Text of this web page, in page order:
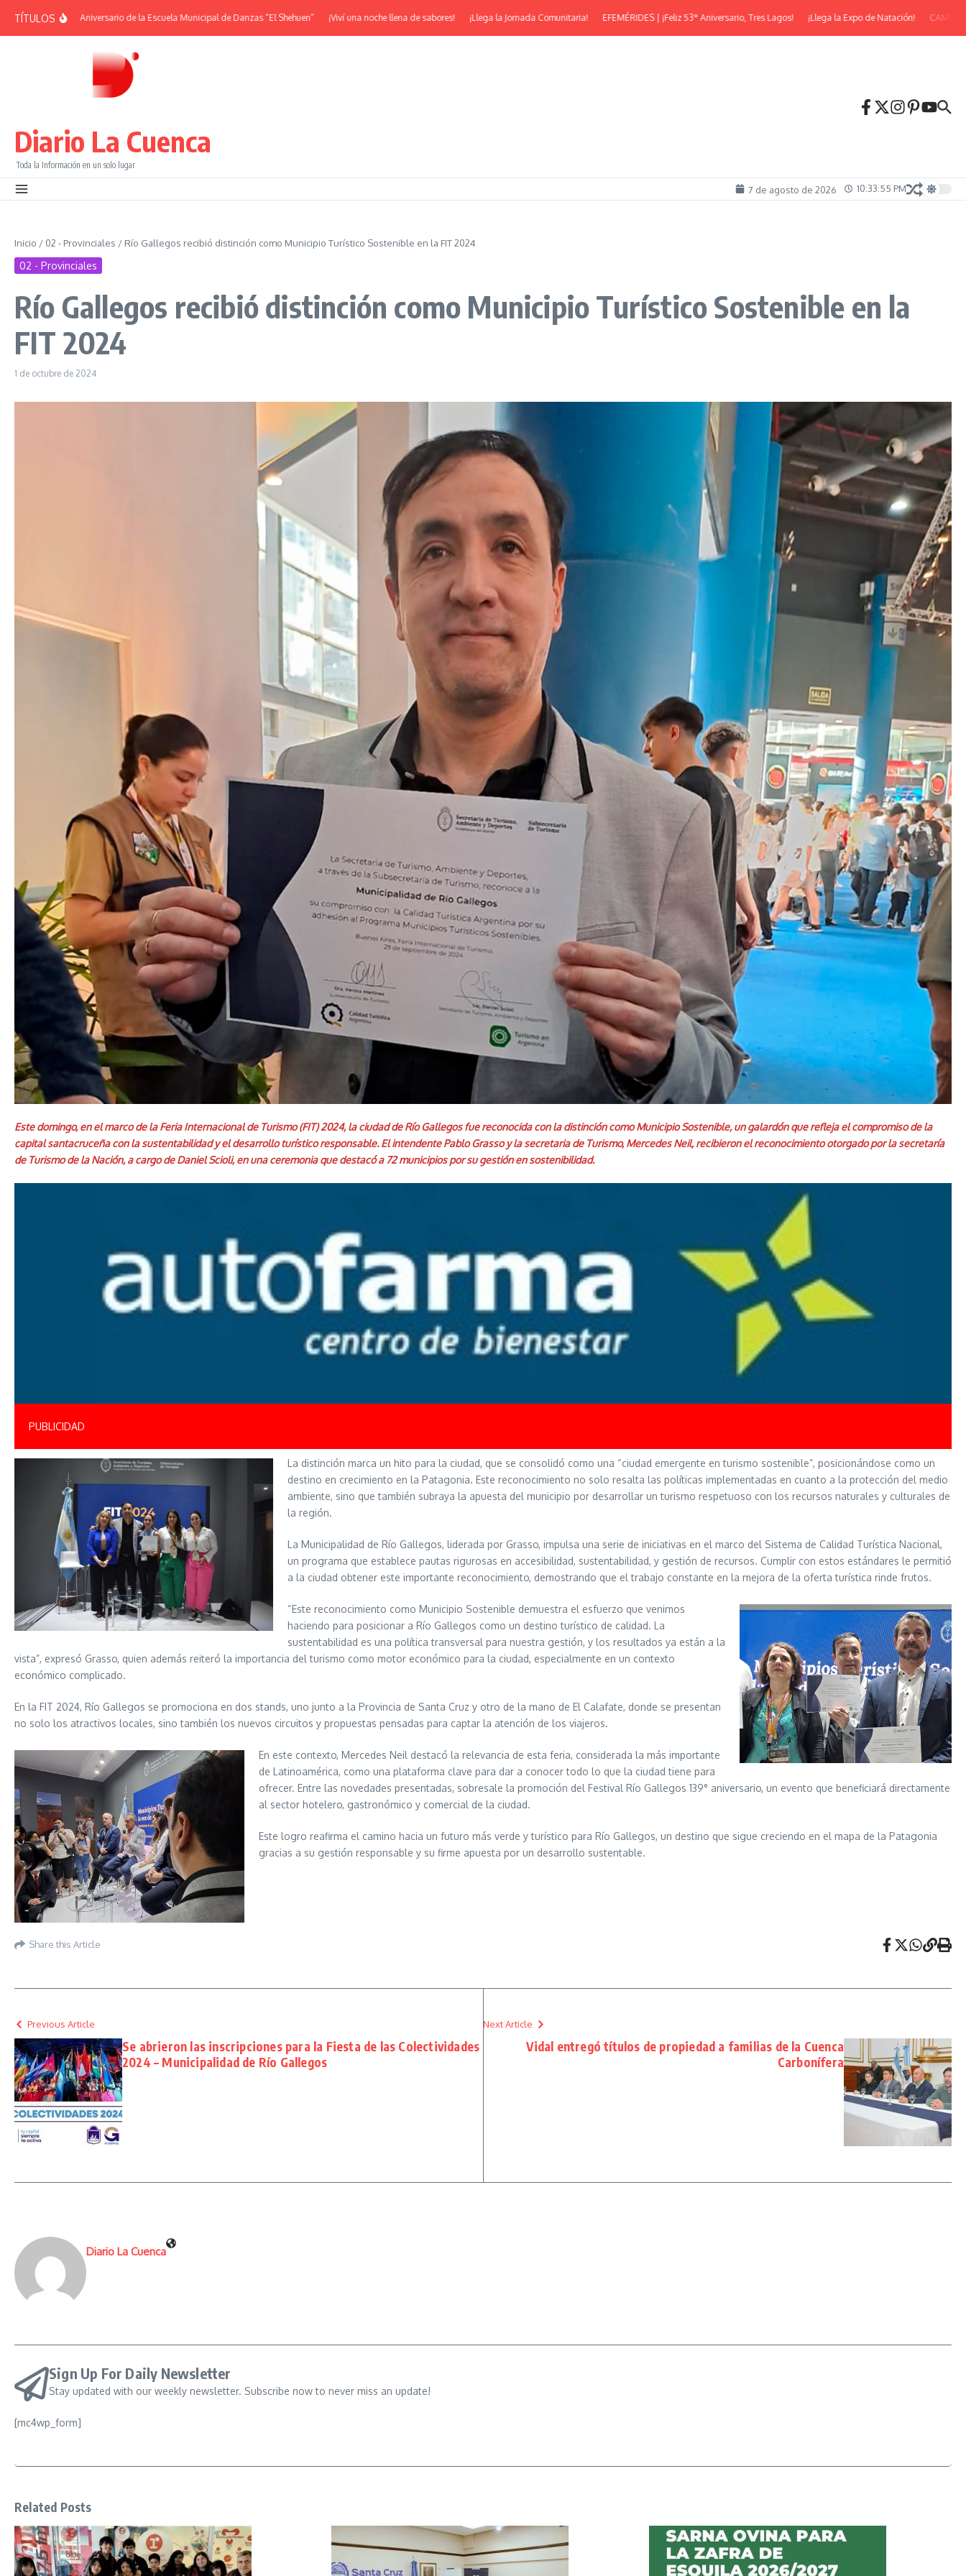
TÍTULOS
| 38° Aniversario de la Escuela Municipal de Danzas “El Shehuen” ¡Viví una noche llena de sabores! ¡Llega la Jornada Comunitaria! EFEMÉRIDES | ¡Feliz 53° Aniversario, Tres Lagos! ¡Llega la Expo de Natación! CAMINATA
Diario La Cuenca
Toda la Información en un solo lugar
7 de agosto de 2026 10:33:57 PM
Inicio / 02 - Provinciales / Río Gallegos recibió distinción como Municipio Turístico Sostenible en la FIT 2024
02 - Provinciales
Río Gallegos recibió distinción como Municipio Turístico Sostenible en la
FIT 2024
1 de octubre de 2024
Este domingo, en el marco de la Feria Internacional de Turismo (FIT) 2024, la ciudad de Río Gallegos fue reconocida con la distinción como Municipio Sostenible, un galardón que refleja el compromiso de la
capital santacruceña con la sustentabilidad y el desarrollo turístico responsable. El intendente Pablo Grasso y la secretaria de Turismo, Mercedes Neil, recibieron el reconocimiento otorgado por la secretaría
de Turismo de la Nación, a cargo de Daniel Scioli, en una ceremonia que destacó a 72 municipios por su gestión en sostenibilidad.
PUBLICIDAD
La distinción marca un hito para la ciudad, que se consolidó como una “ciudad emergente en turismo sostenible”, posicionándose como un
destino en crecimiento en la Patagonia. Este reconocimiento no solo resalta las políticas implementadas en cuanto a la protección del medio
ambiente, sino que también subraya la apuesta del municipio por desarrollar un turismo respetuoso con los recursos naturales y culturales de
la región.
La Municipalidad de Río Gallegos, liderada por Grasso, impulsa una serie de iniciativas en el marco del Sistema de Calidad Turística Nacional,
un programa que establece pautas rigurosas en accesibilidad, sustentabilidad, y gestión de recursos. Cumplir con estos estándares le permitió
a la ciudad obtener este importante reconocimiento, demostrando que el trabajo constante en la mejora de la oferta turística rinde frutos.
“Este reconocimiento como Municipio Sostenible demuestra el esfuerzo que venimos
haciendo para posicionar a Río Gallegos como un destino turístico de calidad. La
sustentabilidad es una política transversal para nuestra gestión, y los resultados ya están a la
vista”, expresó Grasso, quien además reiteró la importancia del turismo como motor económico para la ciudad, especialmente en un contexto
económico complicado.
En la FIT 2024, Río Gallegos se promociona en dos stands, uno junto a la Provincia de Santa Cruz y otro de la mano de El Calafate, donde se presentan
no solo los atractivos locales, sino también los nuevos circuitos y propuestas pensadas para captar la atención de los viajeros.
En este contexto, Mercedes Neil destacó la relevancia de esta feria, considerada la más importante
de Latinoamérica, como una plataforma clave para dar a conocer todo lo que la ciudad tiene para
ofrecer. Entre las novedades presentadas, sobresale la promoción del Festival Río Gallegos 139° aniversario, un evento que beneficiará directamente
al sector hotelero, gastronómico y comercial de la ciudad.
Este logro reafirma el camino hacia un futuro más verde y turístico para Río Gallegos, un destino que sigue creciendo en el mapa de la Patagonia
gracias a su gestión responsable y su firme apuesta por un desarrollo sustentable.
Share this Article
Previous Article
Se abrieron las inscripciones para la Fiesta de las Colectividades
2024 – Municipalidad de Río Gallegos
Next Article
Vidal entregó títulos de propiedad a familias de la Cuenca
Carbonífera
Diario La Cuenca
Sign Up For Daily Newsletter
Stay updated with our weekly newsletter. Subscribe now to never miss an update!
[mc4wp_form]
Related Posts